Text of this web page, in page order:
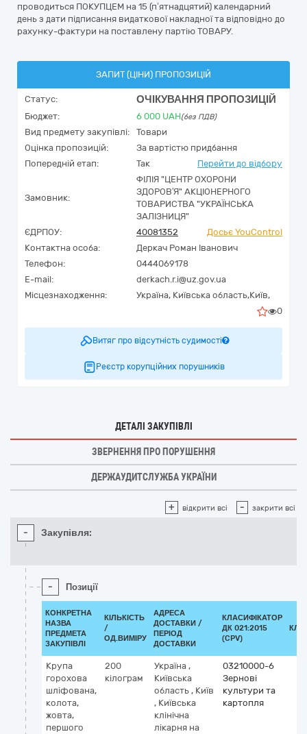
проводиться ПОКУПЦЕМ на 15 (п’ятнадцятий) календарний
день з дати підписання видаткової накладної та відповідно до
рахунку-фактури на поставлену партію ТОВАРУ.
ЗАПИТ (ЦІНИ) ПРОПОЗИЦІЙ
Статус: ОЧІКУВАННЯ ПРОПОЗИЦІЙ
Бюджет: 6 000 UAH(без ПДВ)
Вид предмету закупівлі:
Товари
Оцінка пропозицій:
За вартістю придбання
Попередній етап:
Так Перейти до відбору
Замовник:
ФІЛІЯ "ЦЕНТР ОХОРОНИ
ЗДОРОВ′Я" АКЦІОНЕРНОГО
ТОВАРИСТВА "УКРАЇНСЬКА
ЗАЛІЗНИЦЯ"
ЄДРПОУ:
40081352
Досьє YouControl
Контактна особа:
Деркач Роман Іванович
Телефон:
0444069178
E-mail:
derkach.r.i@uz.gov.ua
Місцезнаходження:
Україна, Київська область,Київ,
0
Витяг про відсутність судимості
Реєстр корупційних порушників
ДЕТАЛІ ЗАКУПІВЛІ
ЗВЕРНЕННЯ ПРО ПОРУШЕННЯ
ДЕРЖАУДИТСЛУЖБА УКРАЇНИ
+ відкрити всі - закрити всі
- Закупівля:
- Позиції
КОНКРЕТНА
НАЗВА
ПРЕДМЕТА
ЗАКУПІВЛІ
КІЛЬКІСТЬ
/
ОД.ВИМІРУ
АДРЕСА
ДОСТАВКИ /
ПЕРІОД
ДОСТАВКИ
КЛАСИФІКАТОР
ДК 021:2015
(CPV)
Крупа
горохова
шліфована,
колота,
жовта,
першого
200
кілограм
Україна ,
Київська
область , Київ
, Київська
клінічна
лікарня на
03210000-6
Зернові
культури та
картопля